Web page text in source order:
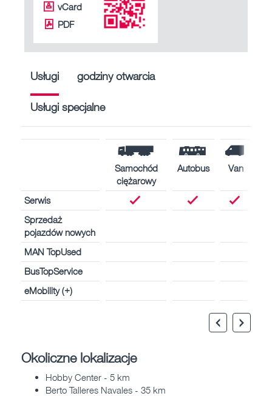
vCard
PDF
Usługi godziny otwarcia
Usługi specjalne
Samochód
ciężarowy
Autobus Van
Serwis
Sprzedaż
pojazdów nowych
MAN TopUsed
BusTopService
eMobility (+)
Okoliczne lokalizacje
Hobby Center - 5 km
Berto Talleres Navales - 35 km